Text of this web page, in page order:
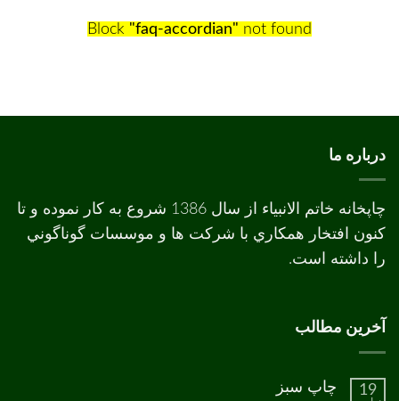
Block "faq-accordian" not found
درباره ما
چاپخانه خاتم الانبیاء از سال 1386 شروع به کار نموده و تا
کنون افتخار همکاري با شرکت ها و موسسات گوناگوني
را داشته است.
آخرین مطالب
19 چاپ سبز